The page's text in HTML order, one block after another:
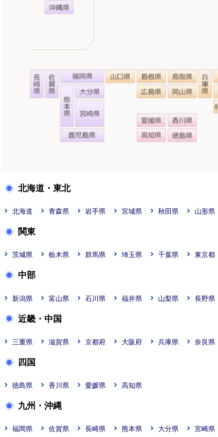
北海道・東北
北海道 青森県 岩手県 宮城県 秋田県 山形県
関東
茨城県 栃木県 群馬県 埼玉県 千葉県 東京都
中部
新潟県 富山県 石川県 福井県 山梨県 長野県
近畿・中国
三重県 滋賀県 京都府 大阪府 兵庫県 奈良県
四国
徳島県 香川県 愛媛県 高知県
九州・沖縄
福岡県 佐賀県 長崎県 熊本県 大分県 宮崎県